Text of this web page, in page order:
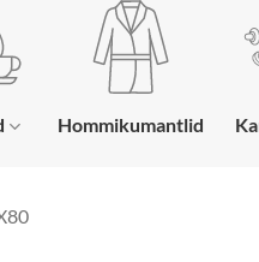
Hommikumantlid